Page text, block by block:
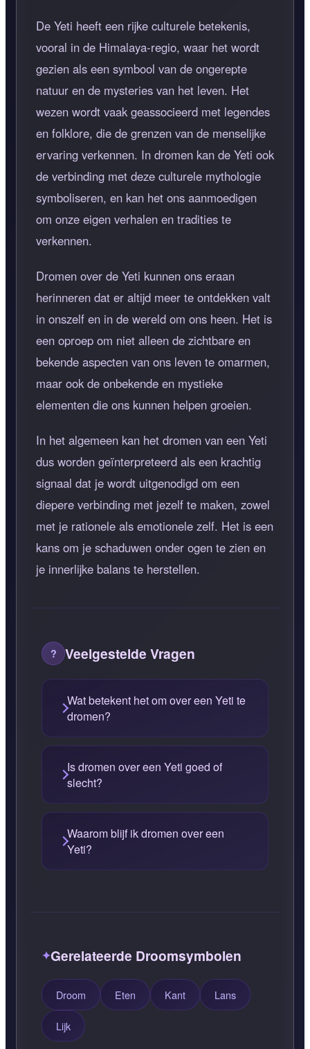
De Yeti heeft een rijke culturele betekenis,
vooral in de Himalaya-regio, waar het wordt
gezien als een symbool van de ongerepte
natuur en de mysteries van het leven. Het
wezen wordt vaak geassocieerd met legendes
en folklore, die de grenzen van de menselijke
ervaring verkennen. In dromen kan de Yeti ook
de verbinding met deze culturele mythologie
symboliseren, en kan het ons aanmoedigen
om onze eigen verhalen en tradities te
verkennen.
Dromen over de Yeti kunnen ons eraan
herinneren dat er altijd meer te ontdekken valt
in onszelf en in de wereld om ons heen. Het is
een oproep om niet alleen de zichtbare en
bekende aspecten van ons leven te omarmen,
maar ook de onbekende en mystieke
elementen die ons kunnen helpen groeien.
In het algemeen kan het dromen van een Yeti
dus worden geïnterpreteerd als een krachtig
signaal dat je wordt uitgenodigd om een
diepere verbinding met jezelf te maken, zowel
met je rationele als emotionele zelf. Het is een
kans om je schaduwen onder ogen te zien en
je innerlijke balans te herstellen.
Veelgestelde Vragen
Wat betekent het om over een Yeti te
dromen?
Is dromen over een Yeti goed of
slecht?
Waarom blijf ik dromen over een
Yeti?
Gerelateerde Droomsymbolen
Droom Eten Kant Lans
Lijk